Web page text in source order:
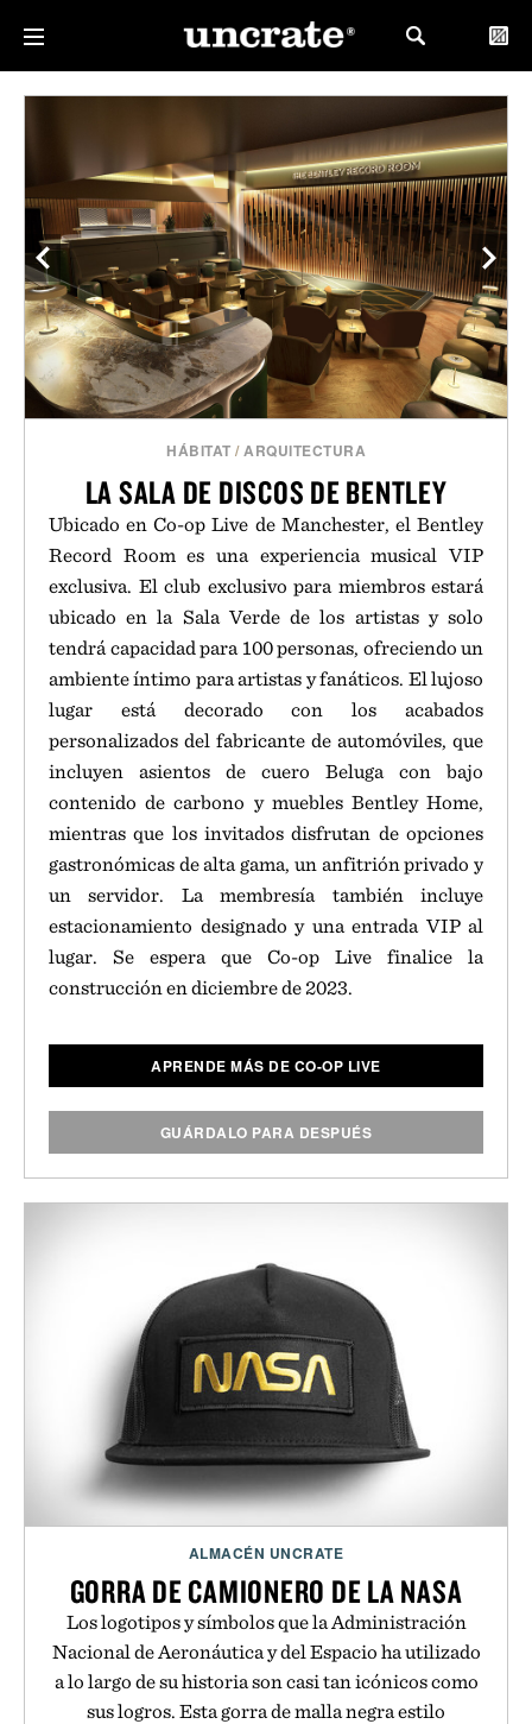
HÁBITAT /ARQUITECTURA
LA SALA DE DISCOS DE BENTLEY
Ubicado en Co-op Live de Manchester, el Bentley
Record Room es una experiencia musical VIP
exclusiva. El club exclusivo para miembros estará
ubicado en la Sala Verde de los artistas y solo
tendrá capacidad para 100 personas, ofreciendo un
ambiente íntimo para artistas y fanáticos. El lujoso
lugar está decorado con los acabados
personalizados del fabricante de automóviles, que
incluyen asientos de cuero Beluga con bajo
contenido de carbono y muebles Bentley Home,
mientras que los invitados disfrutan de opciones
gastronómicas de alta gama, un anfitrión privado y
un servidor. La membresía también incluye
estacionamiento designado y una entrada VIP al
lugar. Se espera que Co-op Live finalice la
construcción en diciembre de 2023.
APRENDE MÁS DE CO-OP LIVE
GUÁRDALO PARA DESPUÉS
ALMACÉN UNCRATE
GORRA DE CAMIONERO DE LA NASA
Los logotipos y símbolos que la Administración
Nacional de Aeronáutica y del Espacio ha utilizado
a lo largo de su historia son casi tan icónicos como
sus logros. Esta gorra de malla negra estilo